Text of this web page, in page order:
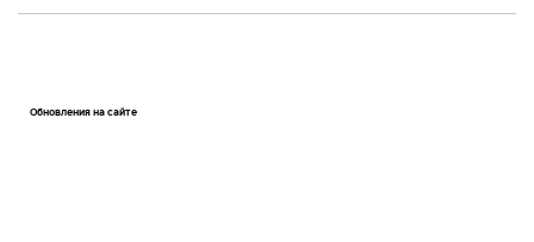
Обновления на сайте